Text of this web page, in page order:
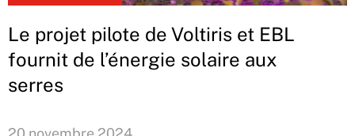
Le projet pilote de Voltiris et EBL
fournit de l’énergie solaire aux
serres